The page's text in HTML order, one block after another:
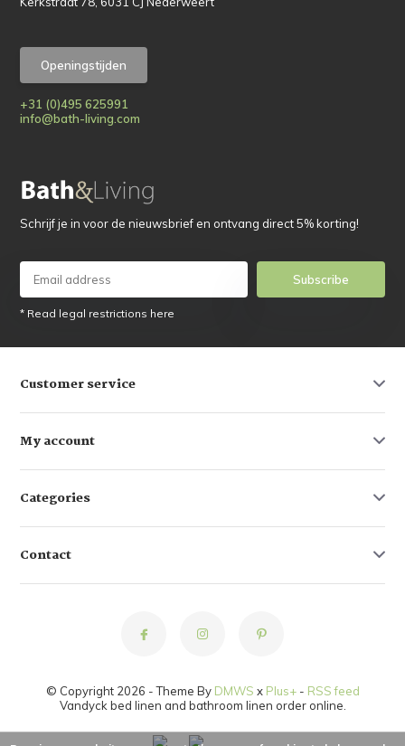
Openingstijden
+31 (0)495 625991
info@bath-living.com
Schrijf je in voor de nieuwsbrief en ontvang direct 5% korting!
Subscribe
* Read legal restrictions here
Customer service
My account
Categories
Contact
© Copyright 2026 - Theme By DMWS x Plus+- RSS feed
Vandyck bed linen and bathroom linen order online.